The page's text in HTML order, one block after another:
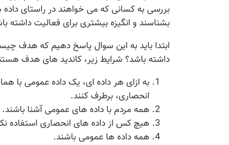
بررسی به کسانی که می خواهند در راستای
بشناسند و انگیزه بیشتری برای فعالیت داشته
ابتدا باید به این سوال پاسخ دهیم که هدف
داشته باشد؟ شرایط زیر، کاندید های هدف
به ازای هر داده ای، یک داده عمومی با
انحصاری، برطرف کنند.
همه مردم با داده های عمومی آشنا باشند.
هیچ کس از داده های انحصاری استفاده
همه داده ها عمومی باشند.